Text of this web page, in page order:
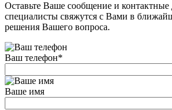
Оставьте Ваше сообщение и
специалисты свяжутся с Вами в
решения Вашего вопроса.
Ваш телефон*
Ваше имя